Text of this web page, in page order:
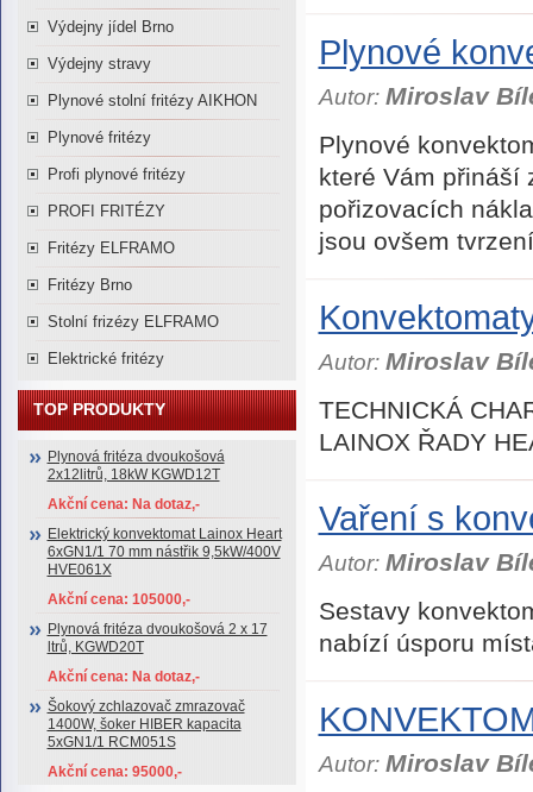
Výdejny jídel Brno
Výdejny stravy
Plynové stolní fritézy AIKHON
Plynové fritézy
Profi plynové fritézy
PROFI FRITÉZY
Fritézy ELFRAMO
Fritézy Brno
Stolní frizézy ELFRAMO
Elektrické fritézy
TOP PRODUKTY
Plynová fritéza dvoukošová
2x12litrů, 18kW KGWD12T
Akční cena: Na dotaz,-
Elektrický konvektomat Lainox Heart
6xGN1/1 70 mm nástřik 9,5kW/400V
HVE061X
Akční cena: 105000,-
Plynová fritéza dvoukošová 2 x 17
ltrů, KGWD20T
Akční cena: Na dotaz,-
Šokový zchlazovač zmrazovač
1400W, šoker HIBER kapacita
5xGN1/1 RCM051S
Akční cena: 95000,-
Plynové
Autor: Miroslav
Plynové
které Vám přináší
pořizovacích
jsou ovšem
Autor: Miroslav
TECHNICKÁ
LAINOX ŘADY
Vaření s
Autor: Miroslav
Sestavy
nabízí úsporu
Autor: Miroslav